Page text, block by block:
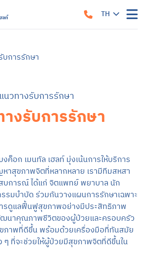
TH
ถึงโรงพยาบาล
ะดวก
ผู้ป่วยใน
อบครัว
วยนอก
เศร้าครบวงจร
วยใน
าพจิต
ร
บการรักษา
แนวทางรับการรักษา
งรับการรักษา
ค็อก เมนทัล เฮลท์ มุ่งเน้นการให้บริการ
าสุขภาพจิตที่หลากหลาย เรามีทีมสหสา
บการณ์ ได้แก่ จิตแพทย์ พยาบาล นัก
รมบำบัด ร่วมกันวางแผนการรักษาเฉพาะ
รดูแลฟื้นฟูสุขภาพอย่างมีประสิทธิภาพ
พัฒนาคุณภาพชีวิตของผู้ป่วยและครอบครัว
ภาพที่ดีขึ้น พร้อมด้วยเครื่องมือที่ทันสมัย
ๆ ที่จะช่วยให้ผู้ป่วยมีสุขภาพจิตที่ดีขึ้นใน